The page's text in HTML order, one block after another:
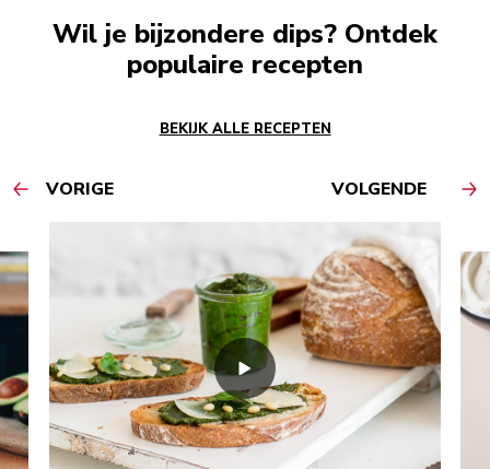
Wil je bijzondere dips? Ontdek
populaire recepten
BEKIJK ALLE RECEPTEN
VORIGE VOLGENDE